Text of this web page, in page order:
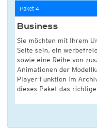
Paket 4
Business
Sie möchten mit Ihrem
Seite sein, ein
sowie eine Reihe von
Animationen der
Player-Funktion im
dieses Paket das